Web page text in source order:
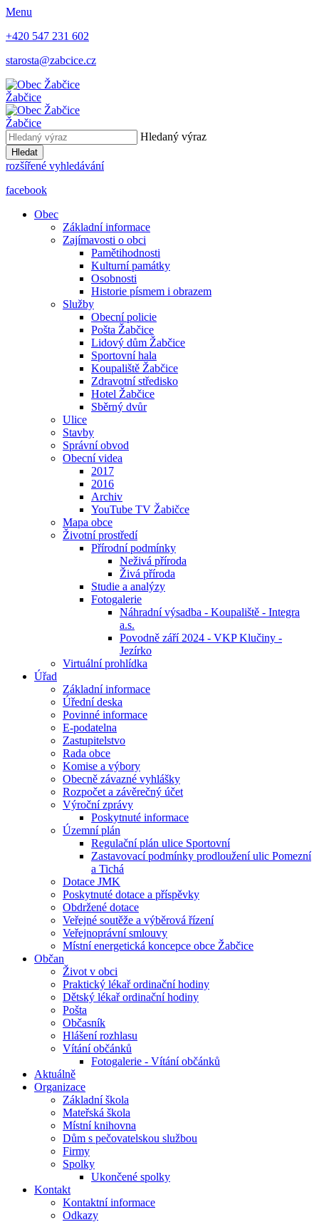
Menu
+420 547 231 602
starosta@zabcice.cz
Žabčice
Žabčice
Hledaný výraz
Hledat
rozšířené vyhledávání
facebook
Obec
Základní informace
Zajímavosti o obci
Pamětihodnosti
Kulturní památky
Osobnosti
Historie písmem i obrazem
Služby
Obecní policie
Pošta Žabčice
Lidový dům Žabčice
Sportovní hala
Koupaliště Žabčice
Zdravotní středisko
Hotel Žabčice
Sběrný dvůr
Ulice
Stavby
Správní obvod
Obecní videa
2017
2016
Archiv
YouTube TV Žabičce
Mapa obce
Životní prostředí
Přírodní podmínky
Neživá příroda
Živá příroda
Studie a analýzy
Fotogalerie
Náhradní výsadba - Koupaliště - Integra
a.s.
Povodně září 2024 - VKP Klučiny -
Jezírko
Virtuální prohlídka
Úřad
Základní informace
Úřední deska
Povinné informace
E-podatelna
Zastupitelstvo
Rada obce
Komise a výbory
Obecně závazné vyhlášky
Rozpočet a závěrečný účet
Výroční zprávy
Poskytnuté informace
Územní plán
Regulační plán ulice Sportovní
Zastavovací podmínky prodloužení ulic Pomezní
a Tichá
Dotace JMK
Poskytnuté dotace a příspěvky
Obdržené dotace
Veřejné soutěže a výběrová řízení
Veřejnoprávní smlouvy
Místní energetická koncepce obce Žabčice
Občan
Život v obci
Praktický lékař ordinační hodiny
Dětský lékař ordinační hodiny
Pošta
Občasník
Hlášení rozhlasu
Vítání občánků
Fotogalerie - Vítání občánků
Aktuálně
Organizace
Základní škola
Mateřská škola
Místní knihovna
Dům s pečovatelskou službou
Firmy
Spolky
Ukončené spolky
Kontakt
Kontaktní informace
Odkazy